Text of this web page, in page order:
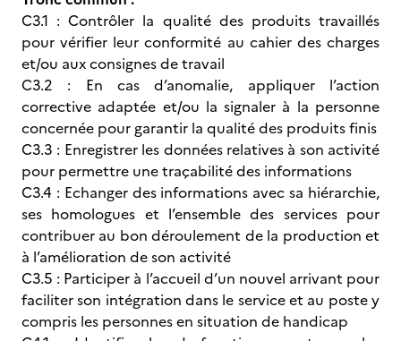
C3.1 : Contrôler la qualité des produits travaillés
pour vérifier leur conformité au cahier des charges
et/ou aux consignes de travail
C3.2 : En cas d’anomalie, appliquer l’action
corrective adaptée et/ou la signaler à la personne
concernée pour garantir la qualité des produits finis
C3.3 : Enregistrer les données relatives à son activité
pour permettre une traçabilité des informations
C3.4 : Echanger des informations avec sa hiérarchie,
ses homologues et l’ensemble des services pour
contribuer au bon déroulement de la production et
à l’amélioration de son activité
C3.5 : Participer à l’accueil d’un nouvel arrivant pour
faciliter son intégration dans le service et au poste y
compris les personnes en situation de handicap